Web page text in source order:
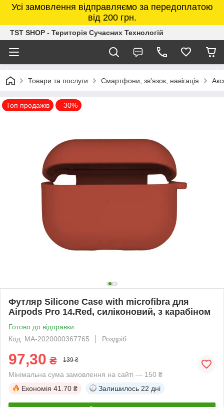
Усі замовлення відправляємо за передоплатою
від 200 грн.
TST SHOP - Територія Сучасних Технологій
Товари та послуги Смартфони, зв'язок, навігація
Топ продажів –30%
Футляр Silicone Case with microfibra для
Airpods Pro 14.Red, силіконовий, з карабіном
Готово до відправки
Код: MA-2020000367765
Роздріб
97,30 ₴ 139 ₴
Мінімальна сума замовлення на сайті — 150 ₴
Економія 41.70 ₴ Залишилось 22 дні